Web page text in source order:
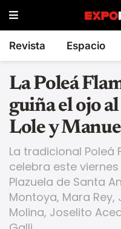
Revista Espacio
La Poleá
guiña el ojo al
Lole y
La tradicional Poleá
celebra este
Plazuela de Santa
Montoya, Mara Rey,
Molina, Joselito